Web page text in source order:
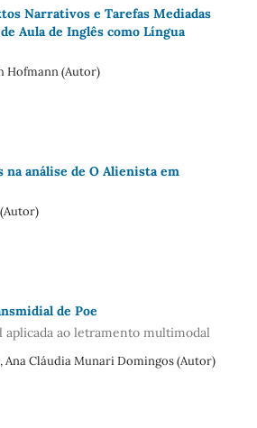
Narrativos e Tarefas Mediadas
Aula de Inglês como Língua
Hofmann (Autor)
análise de O Alienista em
de Poe
aplicada ao letramento multimodal
Ana Cláudia Munari Domingos (Autor)